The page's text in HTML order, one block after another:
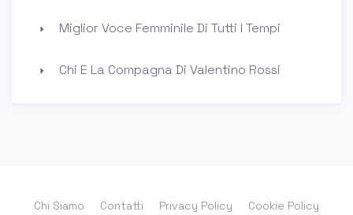
Miglior Voce Femminile Di Tutti I Tempi
Chi E La Compagna Di Valentino Rossi
Chi Siamo Contatti Privacy Policy Cookie Policy